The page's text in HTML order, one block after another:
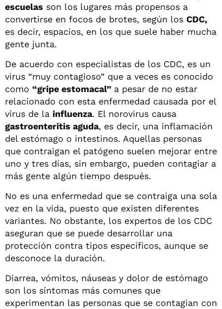
escuelas son los lugares más propensos a
convertirse en focos de brotes, según los CDC,
es decir, espacios, en los que suele haber mucha
gente junta.
De acuerdo con especialistas de los CDC, es un
virus “muy contagioso” que a veces es conocido
como “gripe estomacal” a pesar de no estar
relacionado con esta enfermedad causada por el
virus de la influenza. El norovirus causa
gastroenteritis aguda, es decir, una inflamación
del estómago o intestinos. Aquellas personas
que contraigan el patógeno suelen mejorar entre
uno y tres días, sin embargo, pueden contagiar a
más gente algún tiempo después.
No es una enfermedad que se contraiga una sola
vez en la vida, puesto que existen diferentes
variantes. No obstante, los expertos de los CDC
aseguran que se puede desarrollar una
protección contra tipos específicos, aunque se
desconoce la duración.
Diarrea, vómitos, náuseas y dolor de estómago
son los síntomas más comunes que
experimentan las personas que se contagian con